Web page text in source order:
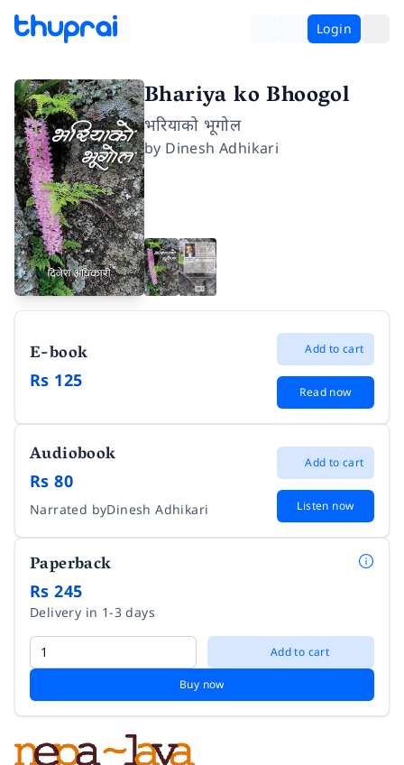
Login
Bhariya ko Bhoogol
भरियाको भूगोल
by Dinesh Adhikari
E-book
Rs 125
Add to cart
Read now
Audiobook
Rs 80
Narrated byDinesh Adhikari
Add to cart
Listen now
Paperback
Rs 245
Delivery in 1-3 days
Add to cart
Buy now